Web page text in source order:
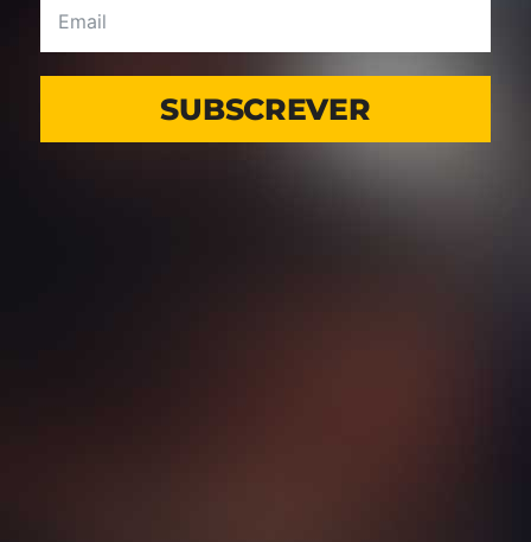
SUBSCREVER